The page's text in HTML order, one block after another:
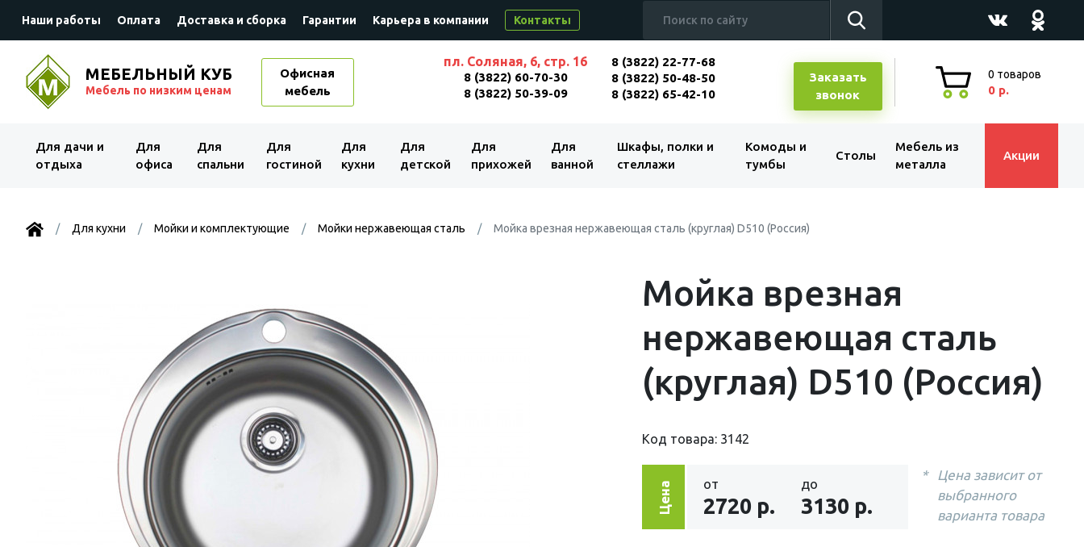
Наши работы Оплата Доставка и сборка Гарантии Карьера в компании Контакты
МЕБЕЛЬНЫЙ КУБ
Мебель по низким ценам
Офисная
мебель
пл. Соляная, 6, стр. 16
8 (3822) 60-70-30
8 (3822) 50-39-09
8 (3822) 22-77-68
8 (3822) 50-48-50
8 (3822) 65-42-10
Заказать
звонок
0 товаров
0 р.
Для дачи и
отдыха
Для
офиса
Для
спальни
Для
гостиной
Для
кухни
Для
детской
Для
прихожей
Для
ванной
Шкафы, полки и
стеллажи
Комоды и
тумбы
Столы
Мебель из
металла
Акции
Для кухни Мойки и комплектующие Мойки нержавеющая сталь Мойка врезная нержавеющая сталь (круглая) D510 (Россия)
Мойка врезная
нержавеющая сталь
(круглая) D510 (Россия)
Код товара: 3142
Цена от
2720 р.
до
3130 р.
Цена зависит от
выбранного
варианта товара